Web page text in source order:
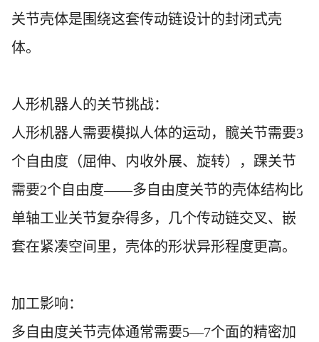
关节壳体是围绕这套传动链设计的封闭式壳
体。
人形机器人的关节挑战：
人形机器人需要模拟人体的运动，髋关节需要3
个自由度（屈伸、内收外展、旋转），踝关节
需要2个自由度——多自由度关节的壳体结构比
单轴工业关节复杂得多，几个传动链交叉、嵌
套在紧凑空间里，壳体的形状异形程度更高。
加工影响：
多自由度关节壳体通常需要5—7个面的精密加